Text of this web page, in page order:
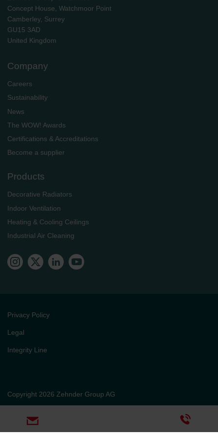
Concept House, Watchmoor Point
Camberley, Surrey
GU15 3AD
​​​​​​​United Kingdom
Company
Careers
Sustainability
News
The WOW! Awards
Certifications & Accreditations
Become a supplier
Products
Decorative Radiators
Indoor Ventilation
Heating & Cooling Ceilings
Industrial Air Cleaning
Copyright 2026 Zehnder Group AG
Privacy Policy
Legal
Integrity Line